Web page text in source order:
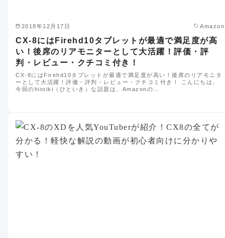
2018年12月17日 Amazon
CX-8にはFirehd10タブレットが最適で満足度が高
い！後席のリアモニターとして大活躍！評価・評
判・レビュー・クチコミ付き！
CX-8にはFirehd10タブレットが最適で満足度が高い！後席のリアモニタ
ーとして大活躍！評価・評判・レビュー・クチコミ付き！ こんにちは。
今回のhitoiki（ひといき）な話題は、Amazonの…